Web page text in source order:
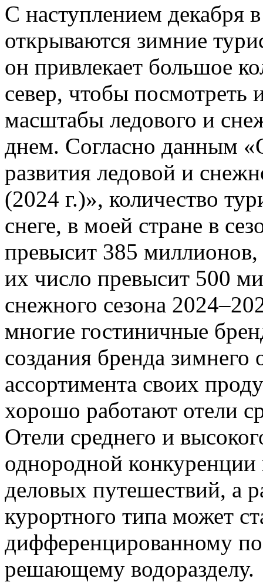
С наступлением декабря
открываются зимние
он привлекает большое
север, чтобы посмотреть
масштабы ледового и
днем. Согласно данным
развития ледовой и
(2024 г.)», количество
снеге, в моей стране в
превысит 385 миллионов,
их число превысит 500
снежного сезона
многие гостиничные
создания бренда
ассортимента своих
хорошо работают отели
Отели среднего и
однородной
деловых путешествий, а
курортного типа может
дифференцированному
решающему водоразделу.